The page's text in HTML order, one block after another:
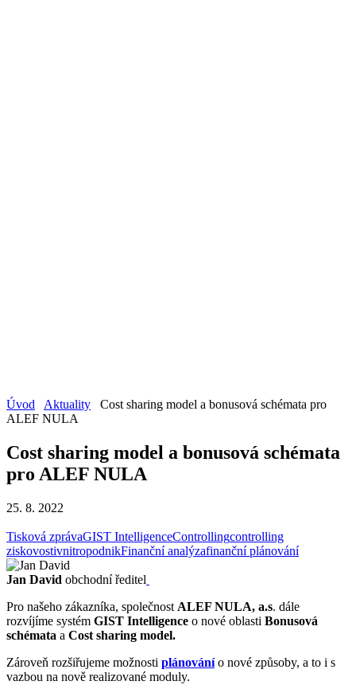
Úvod Aktuality
Cost sharing model a bonusová schémata pro
ALEF NULA
Cost sharing model a bonusová schémata
pro ALEF NULA
25. 8. 2022
Tisková zprávaGIST IntelligenceControllingcontrolling
ziskovostivnitropodnikFinanční analýzafinanční plánování
Jan David obchodní ředitel
Pro našeho zákazníka, společnost ALEF NULA, a.s. dále
rozvíjíme systém GIST Intelligence o nové oblasti Bonusová
schémata a Cost sharing model.
Zároveň rozšiřujeme možnosti plánovánío nové způsoby, a to i s
vazbou na nově realizované moduly.